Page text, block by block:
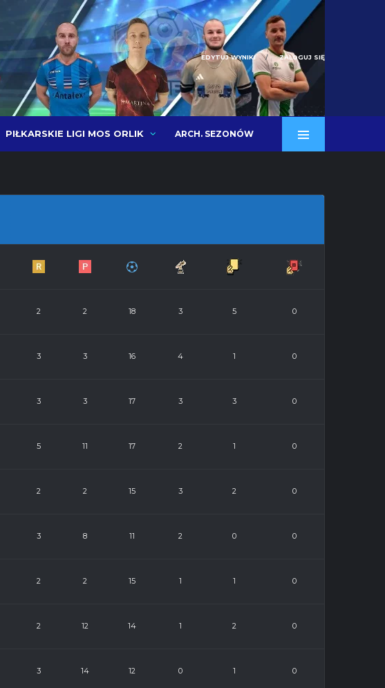
EDYTUJ WYNIKI ZALOGUJ SIĘ
PIŁKARSKIE LIGI MOS ORLIK ARCH. SEZONÓW
2 2 18 3 5 0
3 3 16 4 1 0
3 3 17 3 3 0
5 11 17 2 1 0
2 2 15 3 2 0
3 8 11 2 0 0
2 2 15 1 1 0
2 12 14 1 2 0
3 14 12 0 1 0